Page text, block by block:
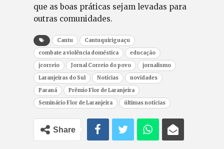
que as boas práticas sejam levadas para
outras comunidades.
Cantu
Cantuquiriguaçu
combate a violência doméstica
educação
jcorreio
Jornal Correio do povo
jornalismo
Laranjeiras do Sul
Notícias
novidades
Paraná
Prêmio Flor de Laranjeira
Seminário Flor de Laranjeira
últimas notícias
Share